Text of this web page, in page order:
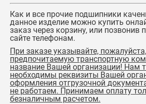
Как и все прочие подшипники
данное изделие можно купить
заказ через корзину, или позвонив
сайте телефонам.
При заказе указывайте, пожалуйста,
предпочитаемую транспортную
название Вашей организации! Нам
необходимы реквизиты Вашей
оформления отгрузочной
не работаем. Принимаем оплату
безналичным расчетом.